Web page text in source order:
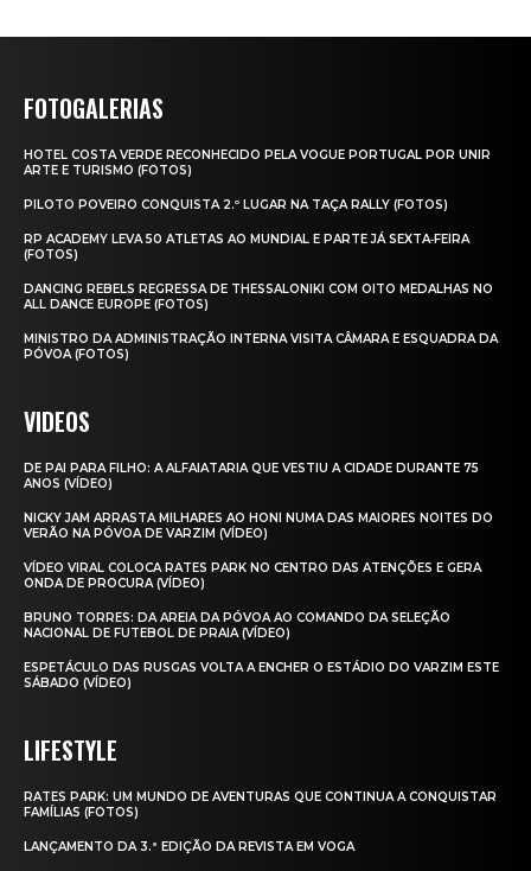
FOTOGALERIAS
HOTEL COSTA VERDE RECONHECIDO PELA VOGUE PORTUGAL POR UNIR
ARTE E TURISMO (FOTOS)
PILOTO POVEIRO CONQUISTA 2.º LUGAR NA TAÇA RALLY (FOTOS)
RP ACADEMY LEVA 50 ATLETAS AO MUNDIAL E PARTE JÁ SEXTA‑FEIRA
(FOTOS)
DANCING REBELS REGRESSA DE THESSALONIKI COM OITO MEDALHAS NO
ALL DANCE EUROPE (FOTOS)
MINISTRO DA ADMINISTRAÇÃO INTERNA VISITA CÂMARA E ESQUADRA DA
PÓVOA (FOTOS)
VIDEOS
DE PAI PARA FILHO: A ALFAIATARIA QUE VESTIU A CIDADE DURANTE 75
ANOS (VÍDEO)
NICKY JAM ARRASTA MILHARES AO HONI NUMA DAS MAIORES NOITES DO
VERÃO NA PÓVOA DE VARZIM (VÍDEO)
VÍDEO VIRAL COLOCA RATES PARK NO CENTRO DAS ATENÇÕES E GERA
ONDA DE PROCURA (VÍDEO)
BRUNO TORRES: DA AREIA DA PÓVOA AO COMANDO DA SELEÇÃO
NACIONAL DE FUTEBOL DE PRAIA (VÍDEO)
ESPETÁCULO DAS RUSGAS VOLTA A ENCHER O ESTÁDIO DO VARZIM ESTE
SÁBADO (VÍDEO)
LIFESTYLE
RATES PARK: UM MUNDO DE AVENTURAS QUE CONTINUA A CONQUISTAR
FAMÍLIAS (FOTOS)
LANÇAMENTO DA 3.ª EDIÇÃO DA REVISTA EM VOGA